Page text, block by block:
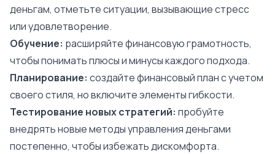
деньгам, отметьте ситуации, вызывающие стресс
или удовлетворение.
Обучение: расширяйте финансовую грамотность,
чтобы понимать плюсы и минусы каждого подхода.
Планирование: создайте финансовый план с учетом
своего стиля, но включите элементы гибкости.
Тестирование новых стратегий: пробуйте
внедрять новые методы управления деньгами
постепенно, чтобы избежать дискомфорта.